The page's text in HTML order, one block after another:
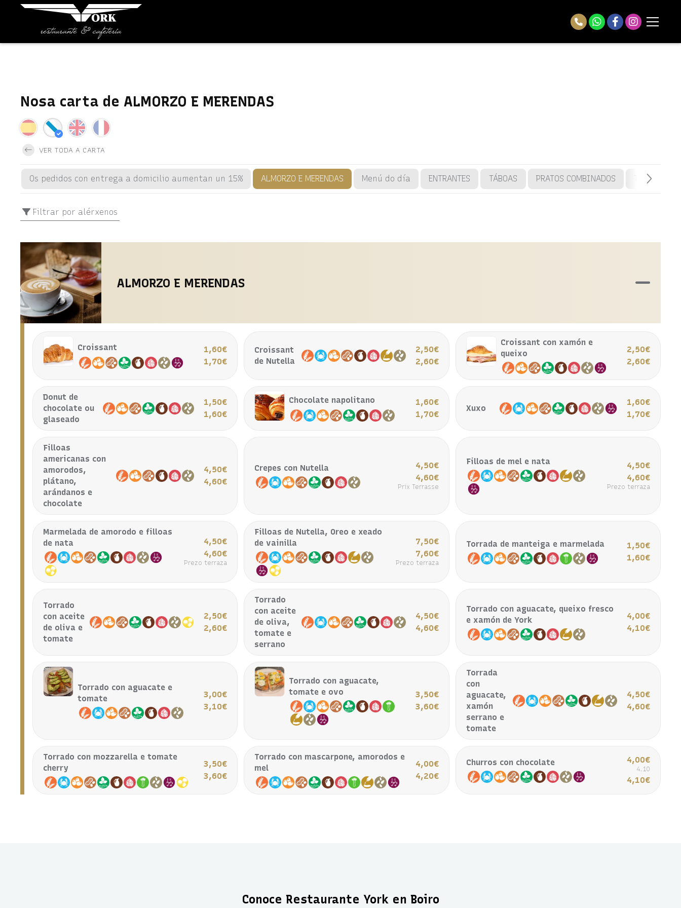
Nosa carta de ALMORZO E MERENDAS
VER TODA A CARTA
Os pedidos con entrega a domicilio aumentan un 15% ALMORZO E MERENDAS Menú do día ENTRANTES TÁBOAS PRATOS COMBINADOS Tostadas
Filtrar por alérxenos
ALMORZO E MERENDAS
Croissant
1,60€
1,70€
Croissant
de Nutella
2,50€
2,60€
Croissant con xamón e
queixo
2,50€
2,60€
Donut de
chocolate ou
glaseado
1,50€
1,60€
Chocolate napolitano
1,60€
1,70€
Xuxo
1,60€
1,70€
Filloas
americanas con
amorodos,
plátano,
arándanos e
chocolate
4,50€
4,60€
Crepes con Nutella
4,50€
4,60€
Prix Terrasse
Filloas de mel e nata
4,50€
4,60€
Prezo terraza
Marmelada de amorodo e filloas
de nata
4,50€
4,60€
Prezo terraza
Filloas de Nutella, Oreo e xeado
de vainilla
7,50€
7,60€
Prezo terraza
Torrada de manteiga e marmelada
1,50€
1,60€
Torrado
con aceite
de oliva e
tomate
2,50€
2,60€
Torrado
con aceite
de oliva,
tomate e
serrano
4,50€
4,60€
Torrado con aguacate, queixo fresco
e xamón de York
4,00€
4,10€
Torrado con aguacate e
tomate
3,00€
3,10€
Torrado con aguacate,
tomate e ovo
3,50€
3,60€
Torrada
con
aguacate,
xamón
serrano e
tomate
4,50€
4,60€
Torrado con mozzarella e tomate
cherry
3,50€
3,60€
Torrado con mascarpone, amorodos e
mel
4,00€
4,20€
Churros con chocolate 4,00€
4.10
4,10€
Conoce Restaurante York en Boiro